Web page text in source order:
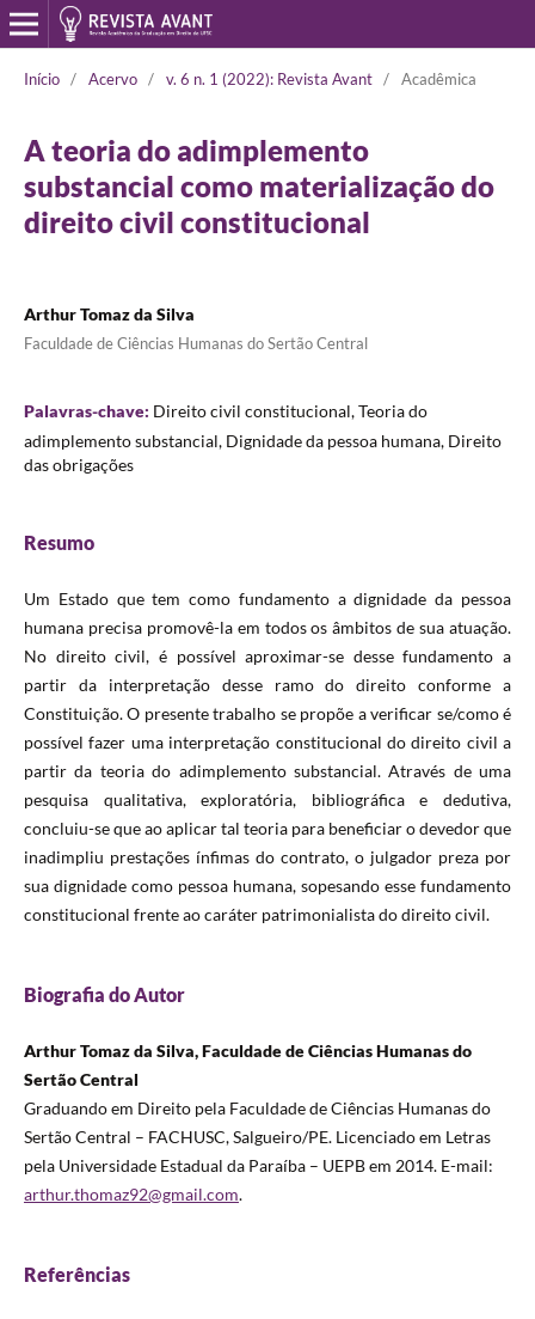
Início / Acervo / v. 6 n. 1 (2022): Revista Avant / Acadêmica
A teoria do adimplemento
substancial como materialização do
direito civil constitucional
Arthur Tomaz da Silva
Faculdade de Ciências Humanas do Sertão Central
Palavras-chave: Direito civil constitucional, Teoria do
adimplemento substancial, Dignidade da pessoa humana, Direito
das obrigações
Resumo
Um Estado que tem como fundamento a dignidade da pessoa
humana precisa promovê-la em todos os âmbitos de sua atuação.
No direito civil, é possível aproximar-se desse fundamento a
partir da interpretação desse ramo do direito conforme a
Constituição. O presente trabalho se propõe a verificar se/como é
possível fazer uma interpretação constitucional do direito civil a
partir da teoria do adimplemento substancial. Através de uma
pesquisa qualitativa, exploratória, bibliográfica e dedutiva,
concluiu-se que ao aplicar tal teoria para beneficiar o devedor que
inadimpliu prestações ínfimas do contrato, o julgador preza por
sua dignidade como pessoa humana, sopesando esse fundamento
constitucional frente ao caráter patrimonialista do direito civil.
Biografia do Autor
Arthur Tomaz da Silva, Faculdade de Ciências Humanas do
Sertão Central
Graduando em Direito pela Faculdade de Ciências Humanas do
Sertão Central – FACHUSC, Salgueiro/PE. Licenciado em Letras
pela Universidade Estadual da Paraíba – UEPB em 2014. E-mail:
arthur.thomaz92@gmail.com.
Referências